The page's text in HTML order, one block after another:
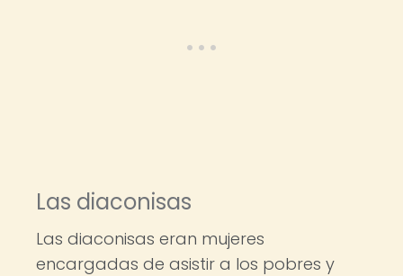
Las diaconisas
Las diaconisas eran mujeres
encargadas de asistir a los pobres y